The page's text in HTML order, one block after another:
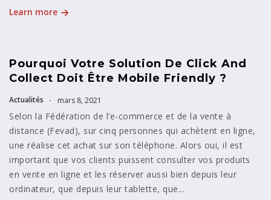
Learn more
Pourquoi Votre Solution De Click And
Collect Doit Être Mobile Friendly ?
Actualités mars 8, 2021
Selon la Fédération de l’e-commerce et de la vente à
distance (Fevad), sur cinq personnes qui achètent en ligne,
une réalise cet achat sur son téléphone. Alors oui, il est
important que vos clients puissent consulter vos produits
en vente en ligne et les réserver aussi bien depuis leur
ordinateur, que depuis leur tablette, que...